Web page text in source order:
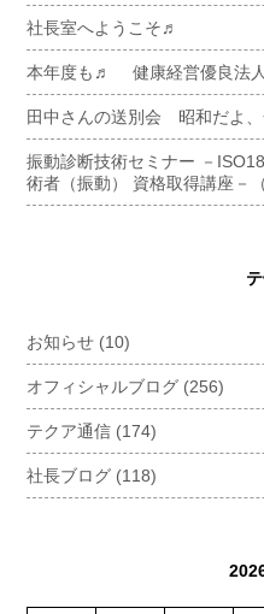
社長室へようこそ♬
本年度も♬ 健康経営優良法
田中さんの送別会 昭和だよ
振動診断技術セミナー －
術者（振動） 資格取得講座－
お知らせ (10)
オフィシャルブログ (256)
テクア通信 (174)
社長ブログ (118)